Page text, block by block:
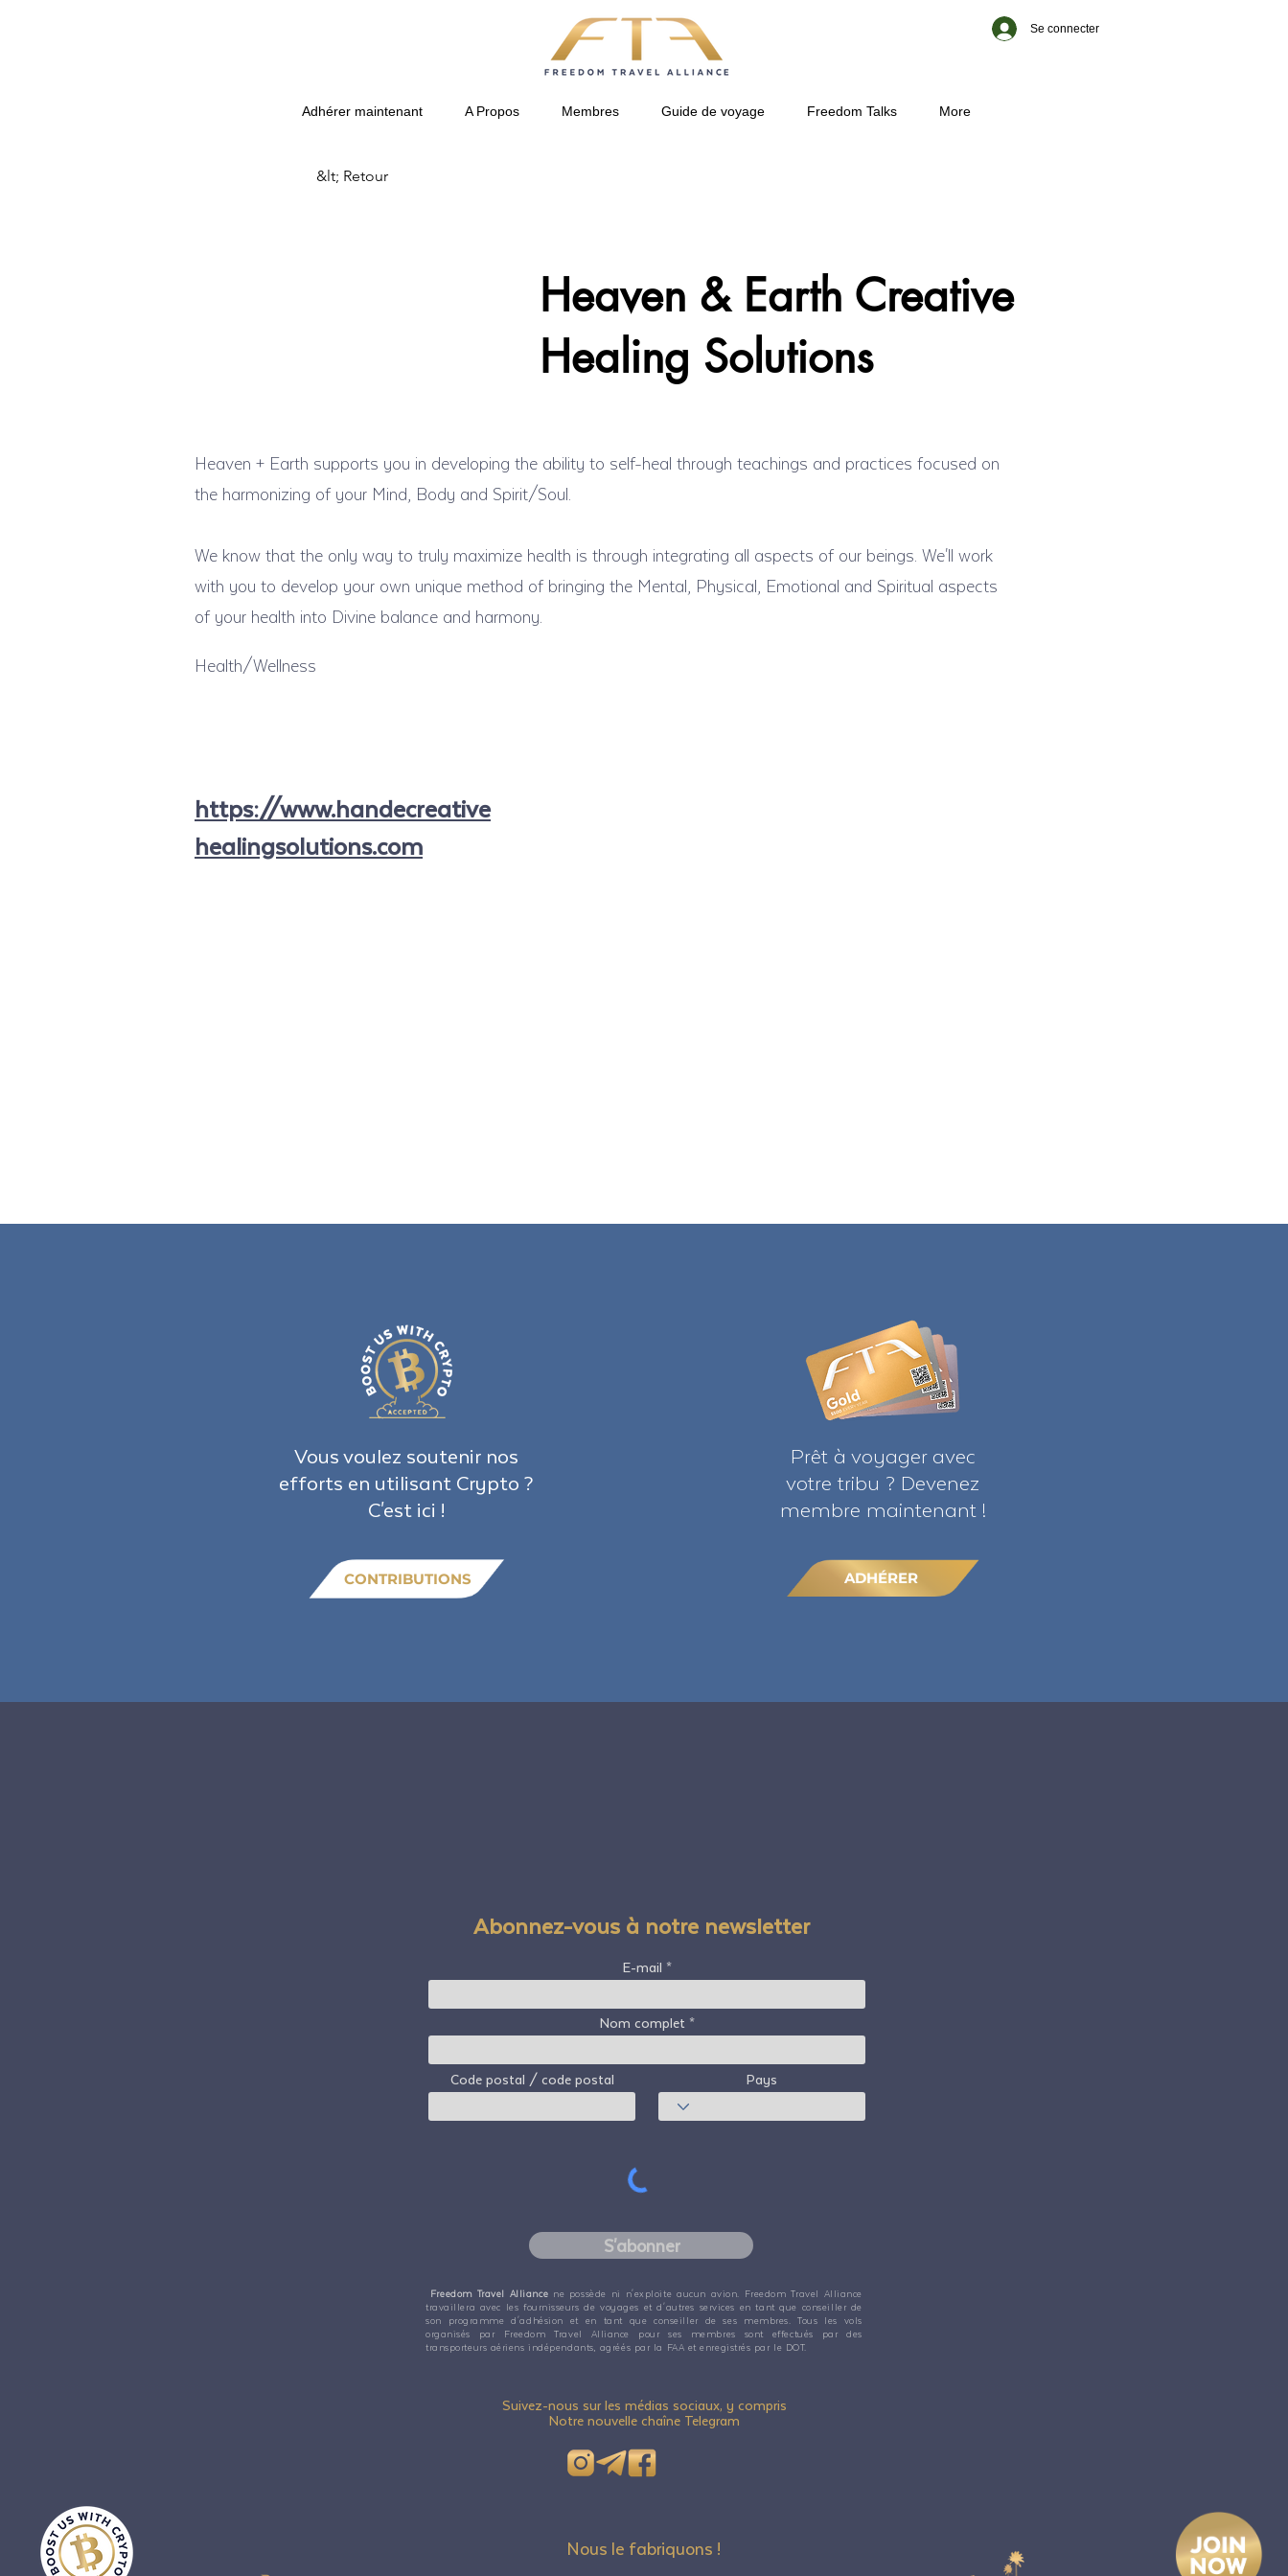
Se connecter
Adhérer maintenant A Propos Membres Guide de voyage Freedom Talks More
&lt; Retour
Heaven & Earth Creative
Healing Solutions
Heaven + Earth supports you in developing the ability to self-heal through teachings and practices focused on
the harmonizing of your Mind, Body and Spirit/Soul.
We know that the only way to truly maximize health is through integrating all aspects of our beings. We'll work
with you to develop your own unique method of bringing the Mental, Physical, Emotional and Spiritual aspects
of your health into Divine balance and harmony.
Health/Wellness
https://www.handecreative
healingsolutions.com
Vous voulez soutenir nos
efforts en utilisant Crypto ?
C'est ici !
CONTRIBUTIONS
Prêt à voyager avec
votre tribu ? Devenez
membre maintenant !
ADHÉRER
Abonnez-vous à notre newsletter
E-mail
Nom complet
Code postal / code postal Pays
S'abonner
Freedom Travel Alliance ne possède ni n'exploite aucun avion. Freedom Travel Alliance
travaillera avec les fournisseurs de voyages et d'autres services en tant que conseiller de
son programme d'adhésion et en tant que conseiller de ses membres. Tous les vols
organisés par Freedom Travel Alliance pour ses membres sont effectués par des
transporteurs aériens indépendants, agréés par la FAA et enregistrés par le DOT.
Suivez-nous sur les médias sociaux, y compris
Notre nouvelle chaîne Telegram
Nous le fabriquons !